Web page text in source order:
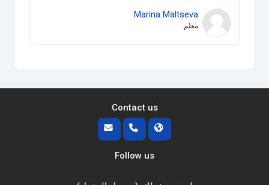
Marina Maltseva
معلم
Contact us
Follow us